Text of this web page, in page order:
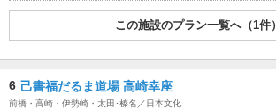
この施設のプラン一覧へ（1件）
6 己書福だるま道場 高崎幸座
前橋・高崎・伊勢崎・太田･榛名／日本文化